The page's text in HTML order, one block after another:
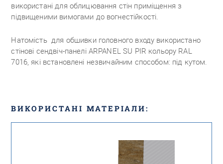
використані для облицювання стін приміщення з
підвищеними вимогами до вогнестійкості.
Натомість для обшивки головного входу використано
стінові сендвіч-панелі ARPANEL SU PIR кольору RAL
7016, які встановлені незвичайним способом: під кутом.
ВИКОРИСТАНІ МАТЕРІАЛИ: